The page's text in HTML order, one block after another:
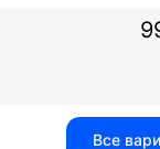
Все